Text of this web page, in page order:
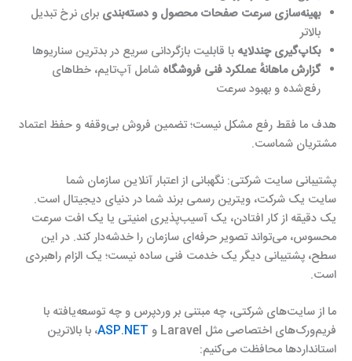
بهینه‌سازی سرعت صفحات محصول و دسته‌بندی برای نرخ تبدیل
بالاتر
بکاپ‌گیری چندلایه با قابلیت بازگردانی سریع در بدترین سناریوها
گزارش ماهانهٔ عملکرد فنی فروشگاه شامل آپ‌تایم، خطاهای
رفع‌شده و بهبود سرعت
هدف ما فقط رفع مشکل نیست؛ تضمین فروش بی‌وقفه و حفظ اعتماد
مشتریان شماست.
پشتیبانی سایت شرکتی: نگهبانی از اعتبار آنلاین سازمان شما
سایت یک شرکت، ویترین رسمی برند شما در دنیای دیجیتال است.
یک دقیقه از کار افتادن، یک آسیب‌پذیری امنیتی یا یک افت سرعت
محسوس، می‌تواند تصویر حرفه‌ای سازمان را خدشه‌دار کند. در این
سطح، پشتیبانی دیگر یک خدمت فنی ساده نیست؛ یک الزام راهبردی
است.
ما از سایت‌های شرکتی، چه مبتنی بر وردپرس و چه توسعه‌یافته با
فریم‌ورک‌های اختصاصی مثل Laravel و
ASP.NET، با بالاترین
استانداردها محافظت می‌کنیم: